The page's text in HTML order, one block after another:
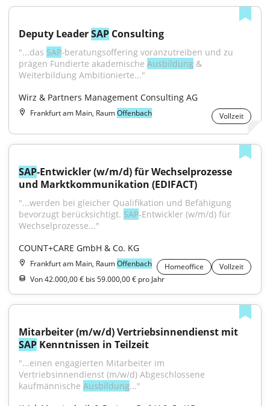
Deputy Leader SAP Consulting
"...das SAP-beratungsoffering voranzutreiben und zu
prägen Fundierte akademische Ausbildung &
Weiterbildung Ambitionierte..."
Wirz & Partners Management Consulting AG
Frankfurt am Main, RaumOffenbach Vollzeit
SAP-Entwickler (w/m/d) für Wechselprozesse
und Marktkommunikation (EDIFACT)
"...werden bei gleicher Qualifikation und Befähigung
bevorzugt berücksichtigt. SAP-Entwickler (w/m/d) für
Wechselprozesse..."
COUNT+CARE GmbH & Co. KG
Frankfurt am Main, RaumOffenbach Homeoffice
Vollzeit
Von 42.000,00 € bis 59.000,00 € pro Jahr
SAP Kenntnissen in Teilzeit
"...einen engagierten Mitarbeiter im
Vertriebsinnendienst (m/w/d) Abgeschlossene
kaufmännische Ausbildung..."